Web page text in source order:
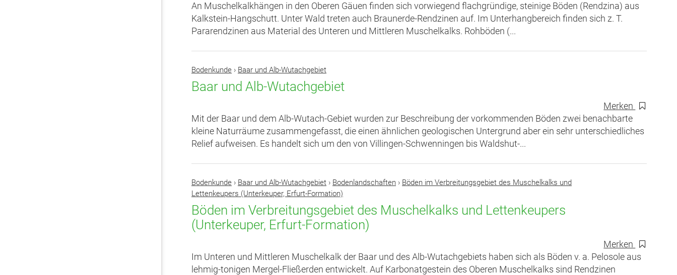
An Muschelkalkhängen in den Oberen Gäuen finden sich vorwiegend flachgründige, steinige Böden (Rendzina) aus
Kalkstein-Hangschutt. Unter Wald treten auch Braunerde-Rendzinen auf. Im Unterhangbereich finden sich z. T.
Pararendzinen aus Material des Unteren und Mittleren Muschelkalks. Rohböden (...
Bodenkunde › Baar und Alb-Wutachgebiet
Baar und Alb-Wutachgebiet
Merken
Mit der Baar und dem Alb-Wutach-Gebiet wurden zur Beschreibung der vorkommenden Böden zwei benachbarte
kleine Naturräume zusammengefasst, die einen ähnlichen geologischen Untergrund aber ein sehr unterschiedliches
Relief aufweisen. Es handelt sich um den von Villingen-Schwenningen bis Waldshut-...
Bodenkunde › Baar und Alb-Wutachgebiet › Bodenlandschaften › Böden im Verbreitungsgebiet des Muschelkalks und
Lettenkeupers (Unterkeuper, Erfurt-Formation)
Böden im Verbreitungsgebiet des Muschelkalks und Lettenkeupers
(Unterkeuper, Erfurt-Formation)
Merken
Im Unteren und Mittleren Muschelkalk der Baar und des Alb-Wutachgebiets haben sich als Böden v. a. Pelosole aus
lehmig-tonigen Mergel-Fließerden entwickelt. Auf Karbonatgestein des Oberen Muschelkalks sind Rendzinen